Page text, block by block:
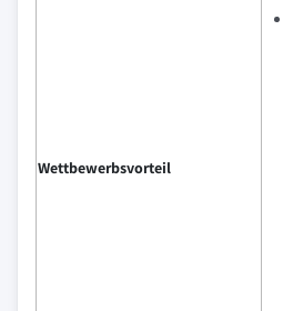
Wettbewerbsvorteil